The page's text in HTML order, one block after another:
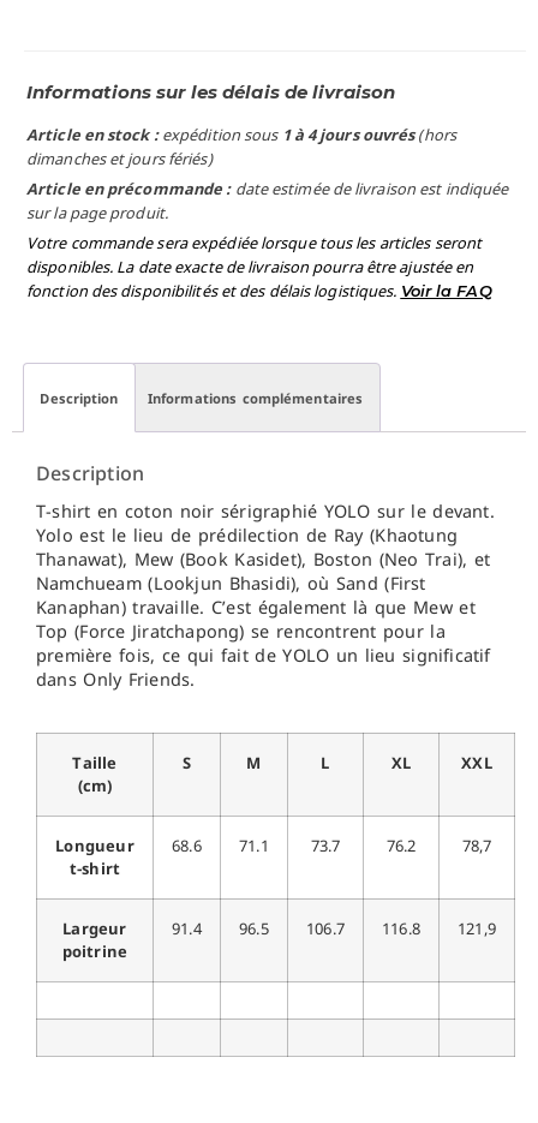
Informations sur les délais de livraison
Article en stock :expédition sous 1 à 4 jours ouvrés(hors
dimanches et jours fériés)
Article en précommande : date estimée de livraison est indiquée
sur la page produit.
Votre commande sera expédiée lorsque tous les articles seront
disponibles. La date exacte de livraison pourra être ajustée en
fonction des disponibilités et des délais logistiques. Voir la FAQ
Description Informations complémentaires
Description
T-shirt en coton noir sérigraphié YOLO sur le devant.
Yolo est le lieu de prédilection de Ray (Khaotung
Thanawat), Mew (Book Kasidet), Boston (Neo Trai), et
Namchueam (Lookjun Bhasidi), où Sand (First
Kanaphan) travaille. C’est également là que Mew et
Top (Force Jiratchapong) se rencontrent pour la
première fois, ce qui fait de YOLO un lieu significatif
dans Only Friends.
Taille
(cm)
S M L XL XXL
Longueur
t-shirt
68.6 71.1 73.7 76.2 78,7
Largeur
poitrine
91.4 96.5 106.7 116.8 121,9